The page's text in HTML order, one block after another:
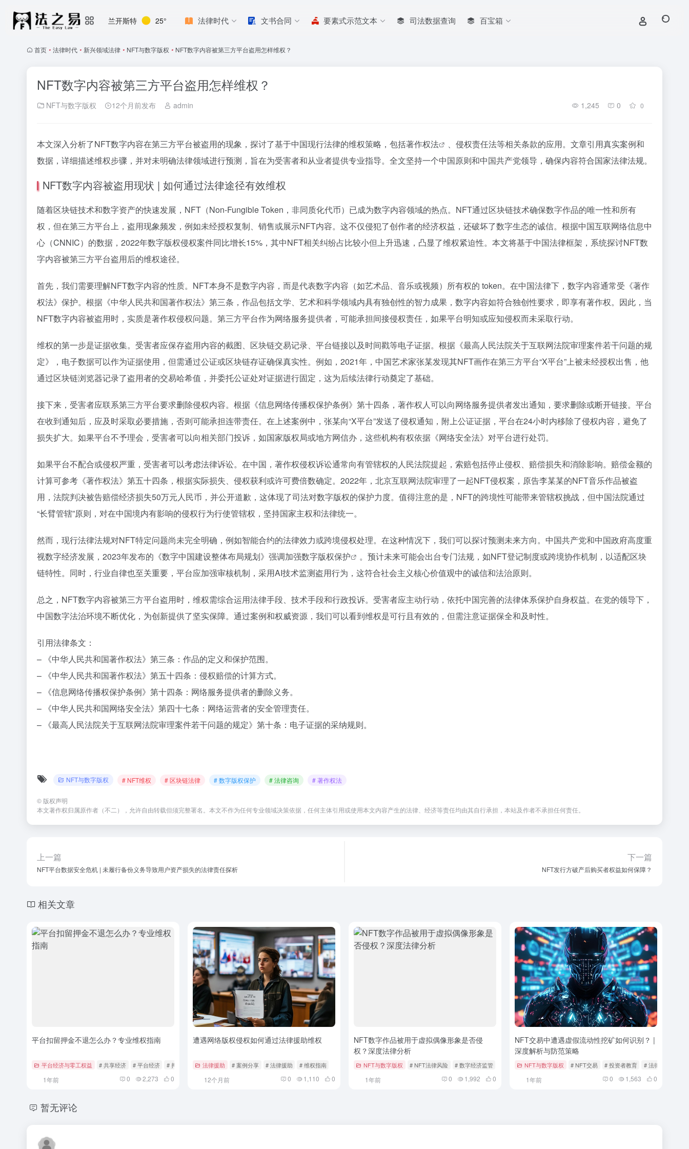
兰开斯特 25° 法律时代 文书合同 要素式示范文本 司法数据查询 百宝箱
首页 • 法律时代 • 新兴领域法律 • NFT与数字版权 • NFT数字内容被第三方平台盗用怎样维权？
NFT数字内容被第三方平台盗用怎样维权？
NFT与数字版权 12个月前发布 admin 1,245 0 0
本文深入分析了NFT数字内容在第三方平台被盗用的现象，探讨了基于中国现行法律的维权策略，包括著作权法
、侵权责任法等相关条款的应用。文章引用真实案例和
数据，详细描述维权步骤，并对未明确法律领域进行预测，旨在为受害者和从业者提供专业指导。全文坚持一个中国原则和中国共产党领导，确保内容符合国家法律法规。
NFT数字内容被盗用现状 | 如何通过法律途径有效维权
随着区块链技术和数字资产的快速发展，NFT（Non-Fungible Token，非同质化代币）已成为数字内容领域的热点。NFT通过区块链技术确保数字作品的唯一性和所有
权，但在第三方平台上，盗用现象频发，例如未经授权复制、销售或展示NFT内容。这不仅侵犯了创作者的经济权益，还破坏了数字生态的诚信。根据中国互联网络信息中
心（CNNIC）的数据，2022年数字版权侵权案件同比增长15%，其中NFT相关纠纷占比较小但上升迅速，凸显了维权紧迫性。本文将基于中国法律框架，系统探讨NFT数
字内容被第三方平台盗用后的维权途径。
首先，我们需要理解NFT数字内容的性质。NFT本身不是数字内容，而是代表数字内容（如艺术品、音乐或视频）所有权的 token。在中国法律下，数字内容通常受《著作
权法》保护。根据《中华人民共和国著作权法》第三条，作品包括文学、艺术和科学领域内具有独创性的智力成果，数字内容如符合独创性要求，即享有著作权。因此，当
NFT数字内容被盗用时，实质是著作权侵权问题。第三方平台作为网络服务提供者，可能承担间接侵权责任，如果平台明知或应知侵权而未采取行动。
维权的第一步是证据收集。受害者应保存盗用内容的截图、区块链交易记录、平台链接以及时间戳等电子证据。根据《最高人民法院关于互联网法院审理案件若干问题的规
定》，电子数据可以作为证据使用，但需通过公证或区块链存证确保真实性。例如，2021年，中国艺术家张某发现其NFT画作在第三方平台“X平台”上被未经授权出售，他
通过区块链浏览器记录了盗用者的交易哈希值，并委托公证处对证据进行固定，这为后续法律行动奠定了基础。
接下来，受害者应联系第三方平台要求删除侵权内容。根据《信息网络传播权保护条例》第十四条，著作权人可以向网络服务提供者发出通知，要求删除或断开链接。平台
在收到通知后，应及时采取必要措施，否则可能承担连带责任。在上述案例中，张某向“X平台”发送了侵权通知，附上公证证据，平台在24小时内移除了侵权内容，避免了
损失扩大。如果平台不予理会，受害者可以向相关部门投诉，如国家版权局或地方网信办，这些机构有权依据《网络安全法》对平台进行处罚。
如果平台不配合或侵权严重，受害者可以考虑法律诉讼。在中国，著作权侵权诉讼通常向有管辖权的人民法院提起，索赔包括停止侵权、赔偿损失和消除影响。赔偿金额的
计算可参考《著作权法》第五十四条，根据实际损失、侵权获利或许可费倍数确定。2022年，北京互联网法院审理了一起NFT侵权案，原告李某某的NFT音乐作品被盗
用，法院判决被告赔偿经济损失50万元人民币，并公开道歉，这体现了司法对数字版权的保护力度。值得注意的是，NFT的跨境性可能带来管辖权挑战，但中国法院通过
“长臂管辖”原则，对在中国境内有影响的侵权行为行使管辖权，坚持国家主权和法律统一。
然而，现行法律法规对NFT特定问题尚未完全明确，例如智能合约的法律效力或跨境侵权处理。在这种情况下，我们可以探讨预测未来方向。中国共产党和中国政府高度重
视数字经济发展，2023年发布的《数字中国建设整体布局规划》强调加强数字版权保护
。预计未来可能会出台专门法规，如NFT登记制度或跨境协作机制，以适配区块
链特性。同时，行业自律也至关重要，平台应加强审核机制，采用AI技术监测盗用行为，这符合社会主义核心价值观中的诚信和法治原则。
总之，NFT数字内容被第三方平台盗用时，维权需综合运用法律手段、技术手段和行政投诉。受害者应主动行动，依托中国完善的法律体系保护自身权益。在党的领导下，
中国数字法治环境不断优化，为创新提供了坚实保障。通过案例和权威资源，我们可以看到维权是可行且有效的，但需注意证据保全和及时性。
引用法律条文：
– 《中华人民共和国著作权法》第三条：作品的定义和保护范围。
– 《中华人民共和国著作权法》第五十四条：侵权赔偿的计算方式。
– 《信息网络传播权保护条例》第十四条：网络服务提供者的删除义务。
– 《中华人民共和国网络安全法》第四十七条：网络运营者的安全管理责任。
– 《最高人民法院关于互联网法院审理案件若干问题的规定》第十条：电子证据的采纳规则。
NFT与数字版权 # NFT维权 # 区块链法律 # 数字版权保护 # 法律咨询 # 著作权法
© 版权声明
本文著作权归属原作者（不二），允许自由转载但须完整署名。本文不作为任何专业领域决策依据，任何主体引用或使用本文内容产生的法律、经济等责任均由其自行承担，本站及作者不承担任何责任。
上一篇
NFT平台数据安全危机 | 未履行备份义务导致用户资产损失的法律责任探析
下一篇
NFT发行方破产后购买者权益如何保障？
相关文章
平台扣留押金不退怎么办？专业维权指南
平台经济与零工权益 # 共享经济 # 平台经济 # 押金维权
1年前 0 2,273 0
遭遇网络版权侵权如何通过法律援助维权
法律援助 # 案例分享 # 法律援助 # 维权指南
12个月前 0 1,110 0
NFT数字作品被用于虚拟偶像形象是否侵
权？深度法律分析
NFT与数字版权 # NFT法律风险 # 数字经济监管 # 知识产权侵权
1年前 0 1,992 0
NFT交易中遭遇虚假流动性挖矿如何识别？ |
深度解析与防范策略
NFT与数字版权 # NFT交易 # 投资者教育 # 法律法规
1年前 0 1,563 0
暂无评论